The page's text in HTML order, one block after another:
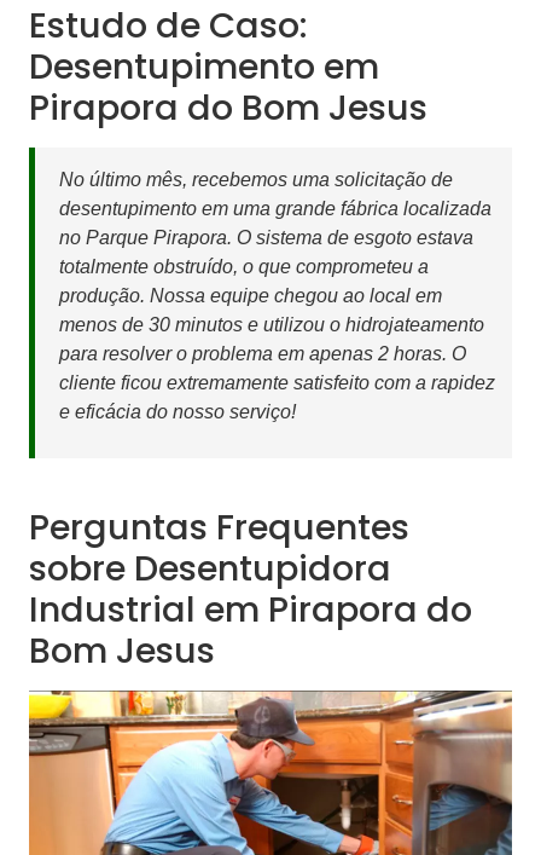
Estudo de Caso:
Desentupimento em
Pirapora do Bom Jesus
No último mês, recebemos uma solicitação de
desentupimento em uma grande fábrica localizada
no Parque Pirapora. O sistema de esgoto estava
totalmente obstruído, o que comprometeu a
produção. Nossa equipe chegou ao local em
menos de 30 minutos e utilizou o hidrojateamento
para resolver o problema em apenas 2 horas. O
cliente ficou extremamente satisfeito com a rapidez
e eficácia do nosso serviço!
Perguntas Frequentes
sobre Desentupidora
Industrial em Pirapora do
Bom Jesus